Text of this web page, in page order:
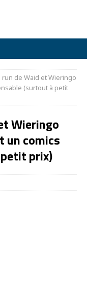
de Waid et Wieringo
(surtout à petit
Wieringo
un comics
prix)